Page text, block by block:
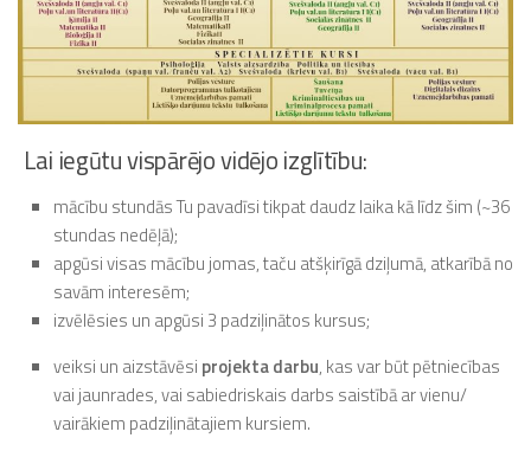
Lai iegūtu vispārējo vidējo izglītību:
mācību stundās Tu pavadīsi tikpat daudz laika kā līdz šim (~36
stundas nedēļā);
apgūsi visas mācību jomas, taču atšķirīgā dziļumā, atkarībā no
savām interesēm;
izvēlēsies un apgūsi 3 padziļinātos kursus;
veiksi un aizstāvēsi projekta darbu, kas var būt pētniecības
vai jaunrades, vai sabiedriskais darbs saistībā ar vienu/
vairākiem padziļinātajiem kursiem.